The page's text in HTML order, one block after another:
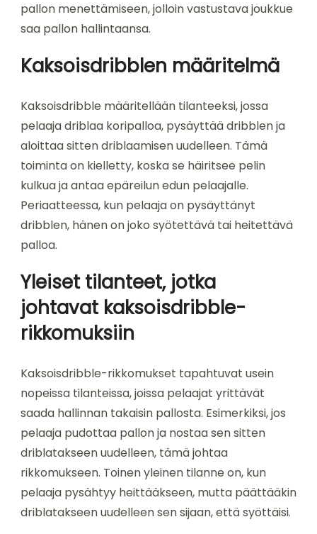
pallon menettämiseen, jolloin vastustava joukkue
saa pallon hallintaansa.
Kaksoisdribblen määritelmä
Kaksoisdribble määritellään tilanteeksi, jossa
pelaaja driblaa koripalloa, pysäyttää dribblen ja
aloittaa sitten driblaamisen uudelleen. Tämä
toiminta on kielletty, koska se häiritsee pelin
kulkua ja antaa epäreilun edun pelaajalle.
Periaatteessa, kun pelaaja on pysäyttänyt
dribblen, hänen on joko syötettävä tai heitettävä
palloa.
Yleiset tilanteet, jotka
johtavat kaksoisdribble-
rikkomuksiin
Kaksoisdribble-rikkomukset tapahtuvat usein
nopeissa tilanteissa, joissa pelaajat yrittävät
saada hallinnan takaisin pallosta. Esimerkiksi, jos
pelaaja pudottaa pallon ja nostaa sen sitten
driblatakseen uudelleen, tämä johtaa
rikkomukseen. Toinen yleinen tilanne on, kun
pelaaja pysähtyy heittääkseen, mutta päättääkin
driblatakseen uudelleen sen sijaan, että syöttäisi.